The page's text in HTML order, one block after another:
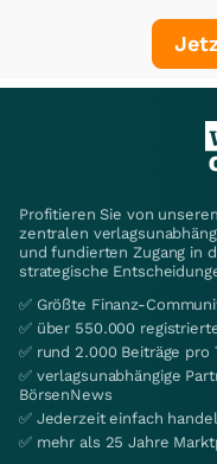
Profitieren Sie von
zentralen
und fundierten Zugang in
strategische
✅ Größte Finanz-
✅ über 550.000
✅ rund 2.000 Beiträge pro
✅ verlagsunabhängige
BörsenNews
✅ Jederzeit einfach
✅ mehr als 25 Jahre